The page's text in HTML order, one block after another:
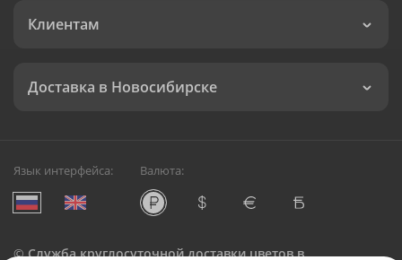
Клиентам
Доставка в Новосибирске
Язык интерфейса: Валюта:
©Служба круглосуточной доставки цветов в